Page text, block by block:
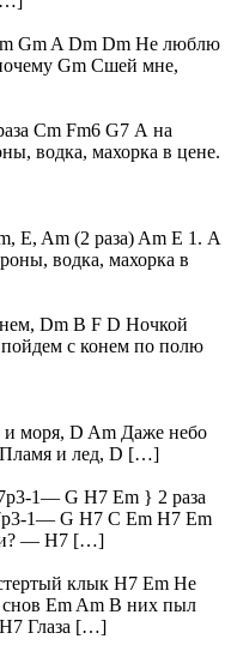
Gm A Dm Dm Не люблю
Gm Сшей мне,
Cm Fm6 G7 А на
водка, махорка в цене.
E, Am (2 раза) Am E 1. А
водка, махорка в
Dm B F D Ночкой
с конем по полю
моря, D Am Даже небо
и лед, D […]
G H7 Em } 2 раза
G H7 C Em H7 Em
— H7 […]
клык H7 Em Не
Em Am В них пыл
Глаза […]